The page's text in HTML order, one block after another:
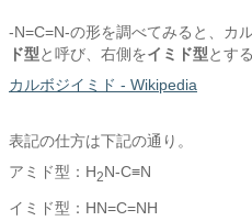
-N=C=N-の形を調べてみると、カ
ド型と呼び、右側をイミド型とす
カルボジイミド - Wikipedia
表記の仕方は下記の通り。
アミド型：H2N-C≡N
イミド型：HN=C=NH